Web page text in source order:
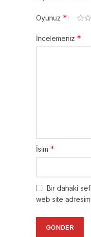
Oyunuz *
İncelemeniz *
İsim *
Bir dahaki
web site